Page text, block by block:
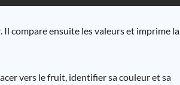
Il compare ensuite les valeurs et imprime la
vers le fruit, identifier sa couleur et sa